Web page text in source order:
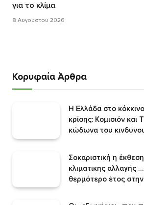
για το κλίμα
8 Αυγούστου 2026
Κορυφαία Άρθρα
Η Ελλάδα στο
κρίσης: Κομισιόν
κώδωνα του
Σοκαριστική η
κλιματικης αλλαγής
θερμότερο έτος στην